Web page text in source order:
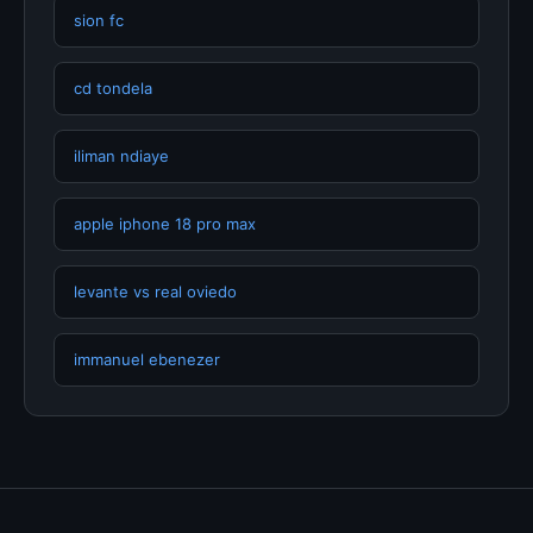
sion fc
cd tondela
iliman ndiaye
apple iphone 18 pro max
levante vs real oviedo
immanuel ebenezer